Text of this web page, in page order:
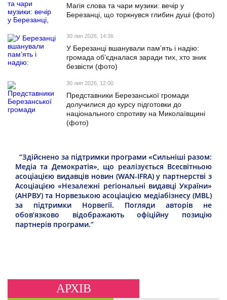
Магія слова та чари музики: вечір у
Березанці, що торкнувся глибин душі (фото)
30 лип 2026, 14:36
У Березанці вшанували пам’ять і надію:
громада об’єдналася заради тих, хто зник
безвісти (фото)
30 лип 2026, 12:00
Представники Березанської громади
долучилися до курсу підготовки до
національного спротиву на Миколаївщині
(фото)
“Здійснено за підтримки програми «Сильніші разом:
Медіа та Демократія», що реалізується Всесвітньою
асоціацією видавців новин (WAN-IFRA) у партнерстві з
Асоціацією «Незалежні регіональні видавці України»
(АНРВУ) та Норвезькою асоціацією медіабізнесу (MBL)
за підтримки Норвегії. Погляди авторів не
обов’язково відображають офіційну позицію
партнерів програми.”
АРХІВ